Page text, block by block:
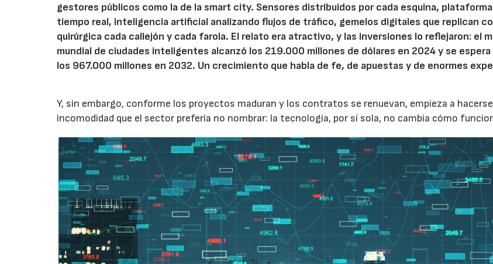
gestores públicos como la de la smart city. Sensores distribuidos por cada esquina,
tiempo real, inteligencia artificial analizando flujos de tráfico, gemelos digitales que replican
quirúrgica cada callejón y cada farola. El relato era atractivo, y las inversiones lo reflejaron: el
mundial de ciudades inteligentes alcanzó los 219.000 millones de dólares en 2024 y se espera
los 967.000 millones en 2032. Un crecimiento que habla de fe, de apuestas y de enormes
Y, sin embargo, conforme los proyectos maduran y los contratos se renuevan, empieza a
incomodidad que el sector prefería no nombrar: la tecnología, por sí sola, no cambia cómo